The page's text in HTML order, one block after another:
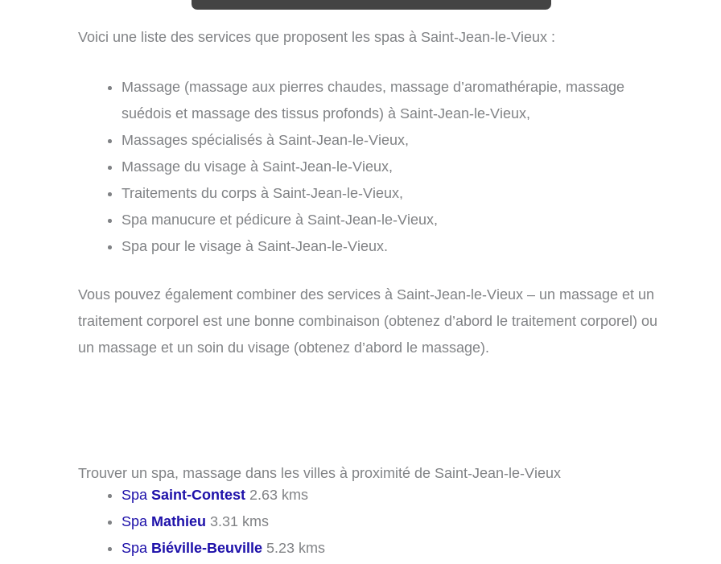
Voici une liste des services que proposent les spas à Saint-Jean-le-Vieux :
Massage (massage aux pierres chaudes, massage d’aromathérapie, massage
suédois et massage des tissus profonds) à Saint-Jean-le-Vieux,
Massages spécialisés à Saint-Jean-le-Vieux,
Massage du visage à Saint-Jean-le-Vieux,
Traitements du corps à Saint-Jean-le-Vieux,
Spa manucure et pédicure à Saint-Jean-le-Vieux,
Spa pour le visage à Saint-Jean-le-Vieux.
Vous pouvez également combiner des services à Saint-Jean-le-Vieux – un massage et un
traitement corporel est une bonne combinaison (obtenez d’abord le traitement corporel) ou
un massage et un soin du visage (obtenez d’abord le massage).
Trouver un spa, massage dans les villes à proximité de Saint-Jean-le-Vieux
Spa Saint-Contest 2.63 kms
Spa Mathieu 3.31 kms
Spa Biéville-Beuville 5.23 kms